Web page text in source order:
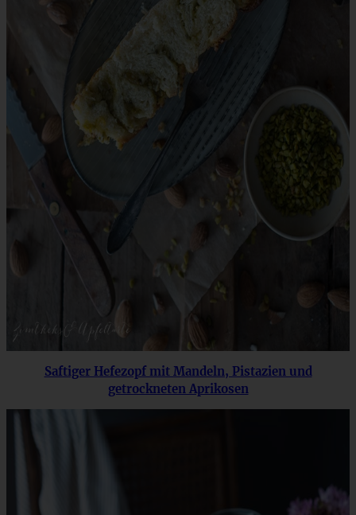
Saftiger Hefezopf mit Mandeln, Pistazien und
getrockneten Aprikosen